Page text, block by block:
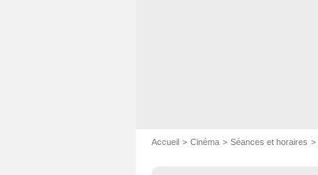
Accueil Cinéma Séances et horaires